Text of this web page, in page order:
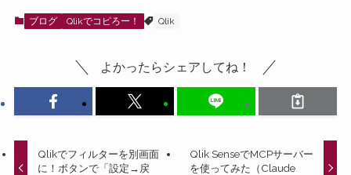
ブログ Qlikでコピろー！ Qlik
よかったらシェアしてね！
Qlikでフィルターを別画面
に！ボタンで「設定→戻
Qlik SenseでMCPサーバー
を使ってみた（Claude